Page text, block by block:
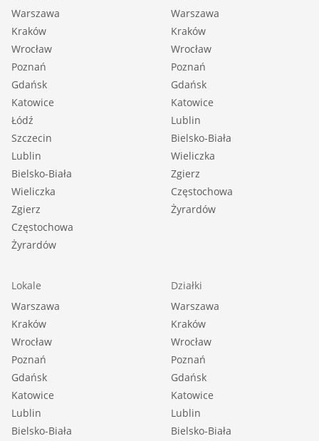
Warszawa
Kraków
Wrocław
Poznań
Gdańsk
Katowice
Łódź
Szczecin
Lublin
Bielsko-Biała
Wieliczka
Zgierz
Częstochowa
Żyrardów
Warszawa
Kraków
Wrocław
Poznań
Gdańsk
Katowice
Lublin
Bielsko-Biała
Wieliczka
Zgierz
Częstochowa
Żyrardów
Lokale
Warszawa
Kraków
Wrocław
Poznań
Gdańsk
Katowice
Lublin
Bielsko-Biała
Działki
Warszawa
Kraków
Wrocław
Poznań
Gdańsk
Katowice
Lublin
Bielsko-Biała